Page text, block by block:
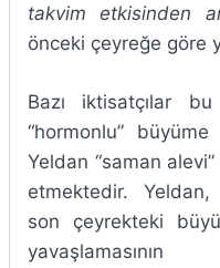
takvim etkisinden
önceki çeyreğe göre
Bazı iktisatçılar
“hormonlu”
Yeldan “saman
etmektedir. Yeldan,
son çeyrekteki